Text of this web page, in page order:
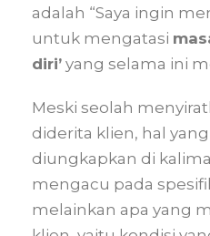
adalah “Saya ingin
untuk mengatasi
diri’ yang selama ini
Meski seolah
diderita klien, hal
diungkapkan di
mengacu pada
melainkan apa yang